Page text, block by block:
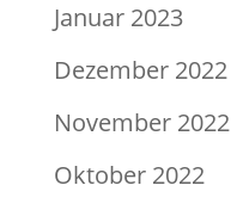
Januar 2023
Dezember 2022
November 2022
Oktober 2022